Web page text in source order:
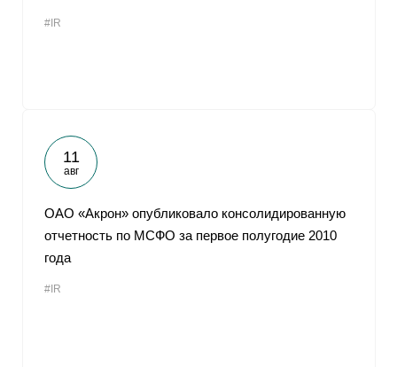
#IR
11
авг
ОАО «Акрон» опубликовало консолидированную
отчетность по МСФО за первое полугодие 2010
года
#IR